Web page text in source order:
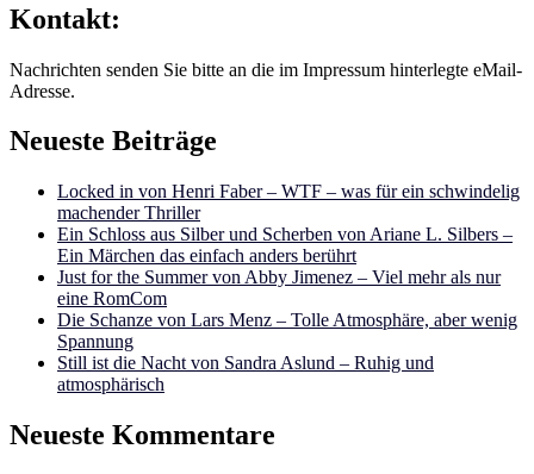
Kontakt:
Nachrichten senden Sie bitte an die im Impressum hinterlegte eMail-
Adresse.
Neueste Beiträge
Locked in von Henri Faber – WTF – was für ein schwindelig
machender Thriller
Ein Schloss aus Silber und Scherben von Ariane L. Silbers –
Ein Märchen das einfach anders berührt
Just for the Summer von Abby Jimenez – Viel mehr als nur
eine RomCom
Die Schanze von Lars Menz – Tolle Atmosphäre, aber wenig
Spannung
Still ist die Nacht von Sandra Aslund – Ruhig und
atmosphärisch
Neueste Kommentare